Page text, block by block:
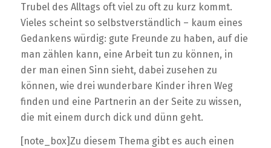
Trubel des Alltags oft viel zu oft zu kurz kommt.
Vieles scheint so selbstverständlich – kaum eines
Gedankens würdig: gute Freunde zu haben, auf die
man zählen kann, eine Arbeit tun zu können, in
der man einen Sinn sieht, dabei zusehen zu
können, wie drei wunderbare Kinder ihren Weg
finden und eine Partnerin an der Seite zu wissen,
die mit einem durch dick und dünn geht.
[note_box]Zu diesem Thema gibt es auch einen